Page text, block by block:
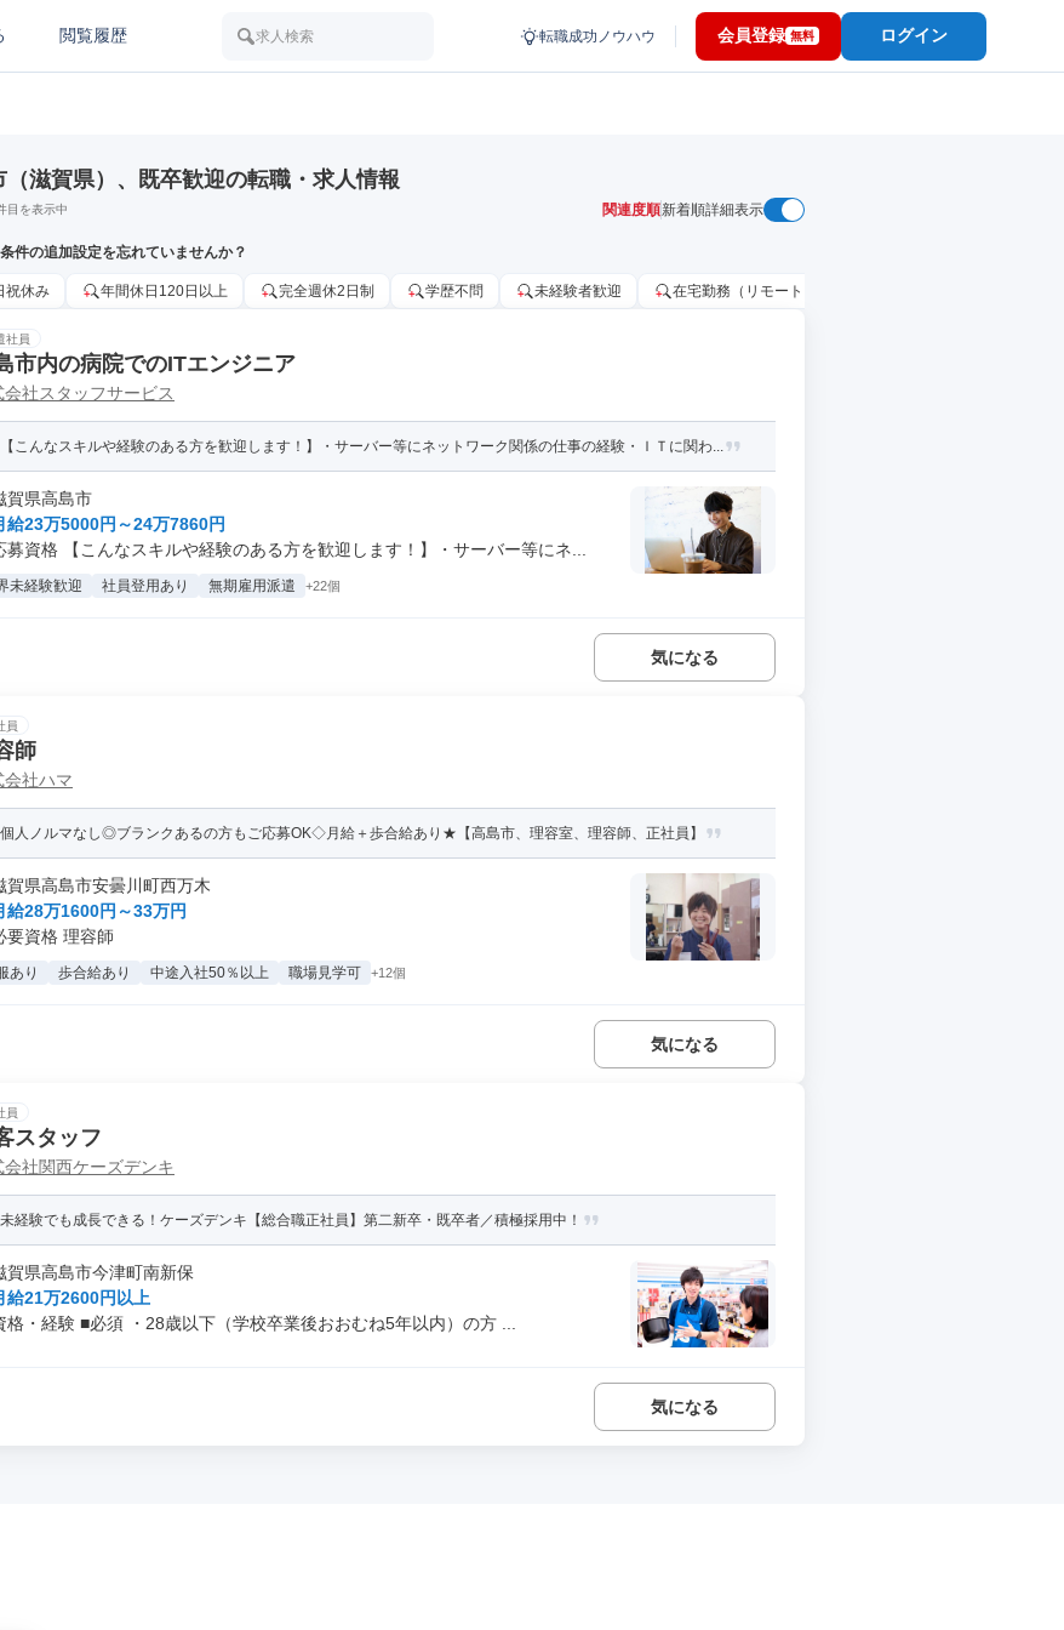
閲覧履歴 求人検索 転職成功ノウハウ 会員登録 無料 ログイン
（滋賀県）、既卒歓迎の転職・求人情報
目を表示中 関連度順新着順詳細表示
件の追加設定を忘れていませんか？
祝休み 年間休日120日以上 完全週休2日制 学歴不問 未経験者歓迎 在宅勤務（リモートワーク）OK
社員
市内の病院でのITエンジニア
会社スタッフサービス
【こんなスキルや経験のある方を歓迎します！】・サーバー等にネットワーク関係の仕事の経験・ＩＴに関わ...
賀県高島市
給23万5000円～24万7860円
募資格 【こんなスキルや経験のある方を歓迎します！】・サーバー等にネ...
未経験歓迎 社員登用あり 無期雇用派遣 +22個
気になる
員
師
会社ハマ
個人ノルマなし◎ブランクあるの方もご応募OK◇月給＋歩合給あり★【高島市、理容室、理容師、正社員】
賀県高島市安曇川町西万木
給28万1600円～33万円
要資格 理容師
あり 歩合給あり 中途入社50％以上 職場見学可 +12個
気になる
員
スタッフ
会社関西ケーズデンキ
未経験でも成長できる！ケーズデンキ【総合職正社員】第二新卒・既卒者／積極採用中！
賀県高島市今津町南新保
給21万2600円以上
格・経験 ■必須 ・28歳以下（学校卒業後おおむね5年以内）の方 ...
気になる